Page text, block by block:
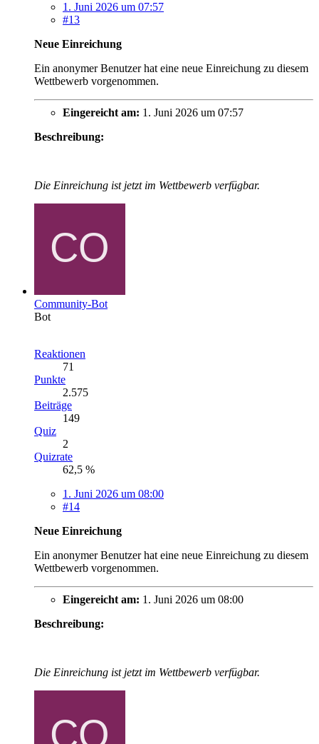
1. Juni 2026 um 07:57
#13
Neue Einreichung
Ein anonymer Benutzer hat eine neue Einreichung zu diesem
Wettbewerb vorgenommen.
Eingereicht am: 1. Juni 2026 um 07:57
Beschreibung:
Die Einreichung ist jetzt im Wettbewerb verfügbar.
Community-Bot
Bot
Reaktionen
71
Punkte
2.575
Beiträge
149
Quiz
2
Quizrate
62,5 %
1. Juni 2026 um 08:00
#14
Neue Einreichung
Ein anonymer Benutzer hat eine neue Einreichung zu diesem
Wettbewerb vorgenommen.
Eingereicht am: 1. Juni 2026 um 08:00
Beschreibung:
Die Einreichung ist jetzt im Wettbewerb verfügbar.